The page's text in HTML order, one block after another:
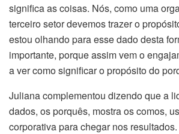
significa as coisas. Nós, como uma
terceiro setor devemos trazer o
estou olhando para esse dado desta
importante, porque assim vem o
a ver como significar o propósito do
Juliana complementou dizendo que a
dados, os porquês, mostra os comos,
corporativa para chegar nos